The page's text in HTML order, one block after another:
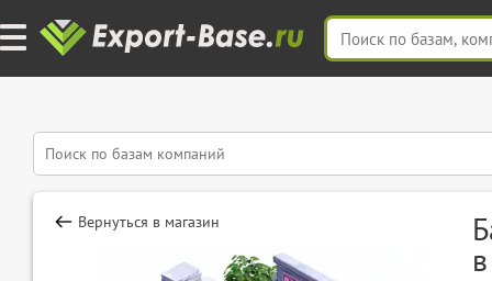
Вернуться в магазин